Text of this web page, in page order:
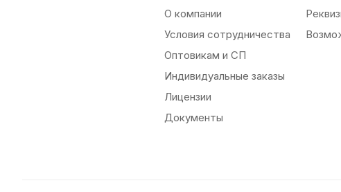
О компании
Условия сотрудничества
Оптовикам и СП
Индивидуальные заказы
Лицензии
Документы